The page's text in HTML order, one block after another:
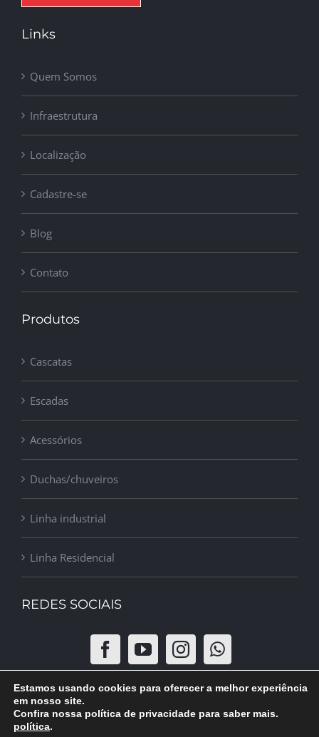
Links
Quem Somos
Infraestrutura
Localização
Cadastre-se
Blog
Contato
Produtos
Cascatas
Escadas
Acessórios
Duchas/chuveiros
Linha industrial
Linha Residencial
REDES SOCIAIS
Estamos usando cookies para oferecer a melhor experiência
em nosso site.
Confira nossa política de privacidade para saber mais.
política.